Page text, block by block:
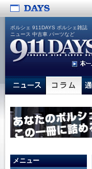
ポルシェ 911DAYS ポルシェ雑誌
ニュース 中古車 パーツなど
メニュー